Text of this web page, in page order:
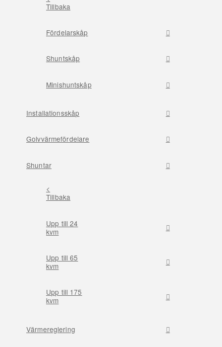
Tillbaka
Fördelarskåp
Shuntskåp
Minishuntskåp
Installationsskåp
Golvvärmefördelare
Shuntar
<
Tillbaka
Upp till 24
kvm
Upp till 65
kvm
Upp till 175
kvm
Värmereglering